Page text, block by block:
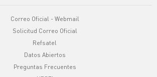
Correo Oficial - Webmail
Solicitud Correo Oficial
Refsatel
Datos Abiertos
Preguntas Frecuentes